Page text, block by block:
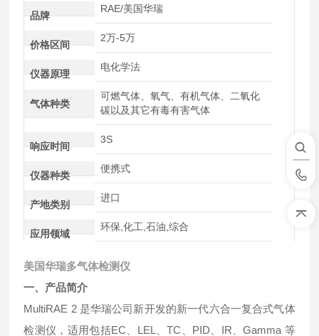
品牌
RAE/美国华瑞
价格区间
2万-5万
仪器原理
电化学法
气体种类
可燃气体、氧气、有机气体、二氧化
碳以及其它有毒有害气体
响应时间
3S
仪器种类
便携式
产地类别
进口
应用领域
环保,化工,石油,综合
美国华瑞多气体检测仪
一、产品简介
MultiRAE 2 是华瑞公司新开发的新一代六合一复合式气体
检测仪，适用包括EC、LEL、TC、PID、IR、Gamma 等